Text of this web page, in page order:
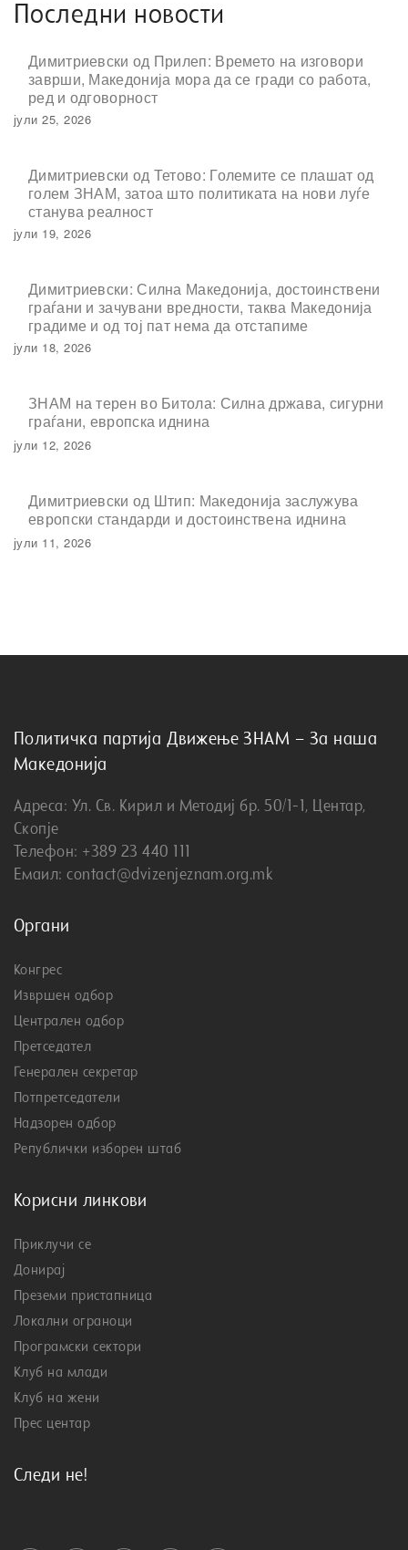
Последни новости
Димитриевски од Прилеп: Времето на изговори
заврши, Македонија мора да се гради со работа,
ред и одговорност
јули 25, 2026
Димитриевски од Тетово: Големите се плашат од
голем ЗНАМ, затоа што политиката на нови луѓе
станува реалност
јули 19, 2026
Димитриевски: Силна Македонија, достоинствени
граѓани и зачувани вредности, таква Македонија
градиме и од тој пат нема да отстапиме
јули 18, 2026
ЗНАМ на терен во Битола: Силна држава, сигурни
граѓани, европска иднина
јули 12, 2026
Димитриевски од Штип: Македонија заслужува
европски стандарди и достоинствена иднина
јули 11, 2026
Политичка партија Движење ЗНАМ – За наша
Македонија
Адреса: Ул. Св. Кирил и Методиј бр. 50/1-1, Центар,
Скопје
Телефон: +389 23 440 111
Емаил: contact@dvizenjeznam.org.mk
Органи
Конгрес
Извршен одбор
Централен одбор
Претседател
Генерален секретар
Потпретседатели
Надзорен одбор
Републички изборен штаб
Корисни линкови
Приклучи се
Донирај
Преземи пристапница
Локални ограноци
Програмски сектори
Клуб на млади
Клуб на жени
Прес центар
Следи не!